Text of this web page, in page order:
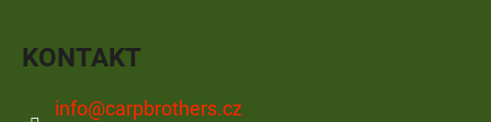
KONTAKT
info@carpbrothers.cz